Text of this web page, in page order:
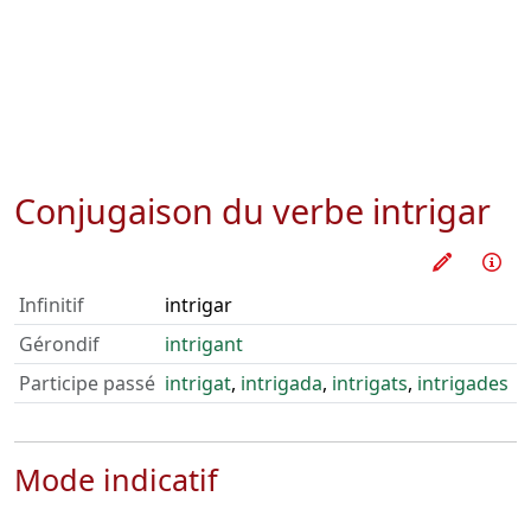
Conjugaison du verbe intrigar
Infinitif
intrigar
Gérondif
intrigant
Participe passé intrigat, intrigada, intrigats, intrigades
Mode indicatif